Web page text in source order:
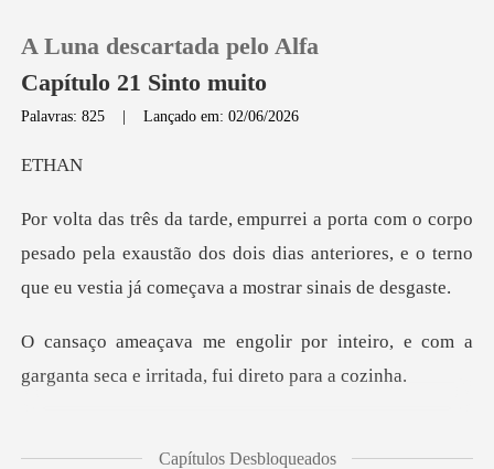
Loja
Histórico
Sair
A Luna descartada pelo Alfa
Capítulo 21 Sinto muito
Palavras: 825 |Lançado em: 02/06/2026
T
pesado pela exaustão dos dois dias anteriores, e o terno
inteiro, e com a
garganta seca e i
Capítulos Desbloqueados